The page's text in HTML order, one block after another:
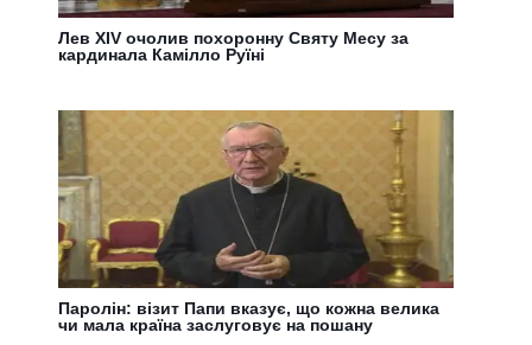
Лев XIV очолив похоронну Святу Месу за
кардинала Камілло Руїні
Паролін: візит Папи вказує, що кожна велика
чи мала країна заслуговує на пошану